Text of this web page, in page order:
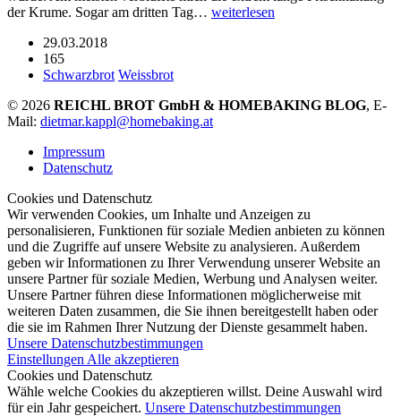
der Krume. Sogar am dritten Tag… weiterlesen
29.03.2018
165
Schwarzbrot Weissbrot
© 2026 REICHL BROT GmbH & HOMEBAKING BLOG, E-
Mail: dietmar.kappl@homebaking.at
Impressum
Datenschutz
Cookies und Datenschutz
Wir verwenden Cookies, um Inhalte und Anzeigen zu
personalisieren, Funktionen für soziale Medien anbieten zu können
und die Zugriffe auf unsere Website zu analysieren. Außerdem
geben wir Informationen zu Ihrer Verwendung unserer Website an
unsere Partner für soziale Medien, Werbung und Analysen weiter.
Unsere Partner führen diese Informationen möglicherweise mit
weiteren Daten zusammen, die Sie ihnen bereitgestellt haben oder
die sie im Rahmen Ihrer Nutzung der Dienste gesammelt haben.
Unsere Datenschutzbestimmungen
Einstellungen Alle akzeptieren
Cookies und Datenschutz
Wähle welche Cookies du akzeptieren willst. Deine Auswahl wird
für ein Jahr gespeichert. Unsere Datenschutzbestimmungen